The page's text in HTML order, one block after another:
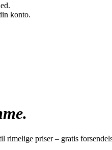
konto.
rimelige priser – gratis